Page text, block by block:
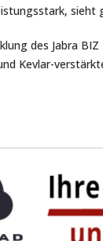
sieht
des Jabra
Kevlar-